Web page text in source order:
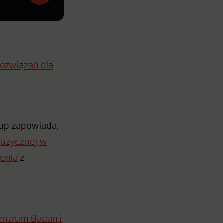
dla
zapowiada,
w
z
Badań i